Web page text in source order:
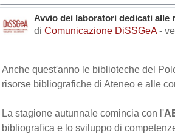
Avvio dei laboratori dedicati alle
di Comunicazione DiSSGeA -
Numero di risposte: 0
Anche quest'anno le biblioteche del
risorse bibliografiche di Ateneo e alle
La stagione autunnale comincia con l'
bibliografica e lo sviluppo di